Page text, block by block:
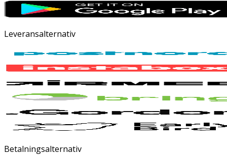
Leveransalternativ
Betalningsalternativ